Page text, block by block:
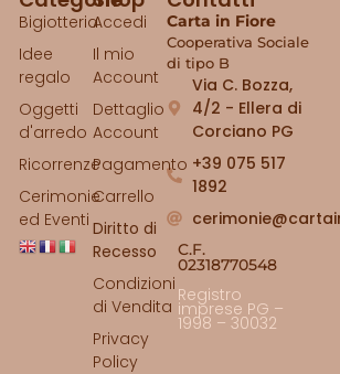
Carta in Fiore
Cooperativa Sociale
di tipo B
Via C. Bozza,
4/2 - Ellera di
Corciano PG
+39 075 517
1892
C.F.
02318770548
Registro
imprese PG –
1998 – 30032
Accedi
Il mio
Account
Dettaglio
Account
Pagamento
Carrello
Diritto di
Recesso
Condizioni
di Vendita
Privacy
Policy
Bigiotteria
Idee
regalo
Oggetti
d'arredo
Ricorrenze
Cerimonie
ed Eventi